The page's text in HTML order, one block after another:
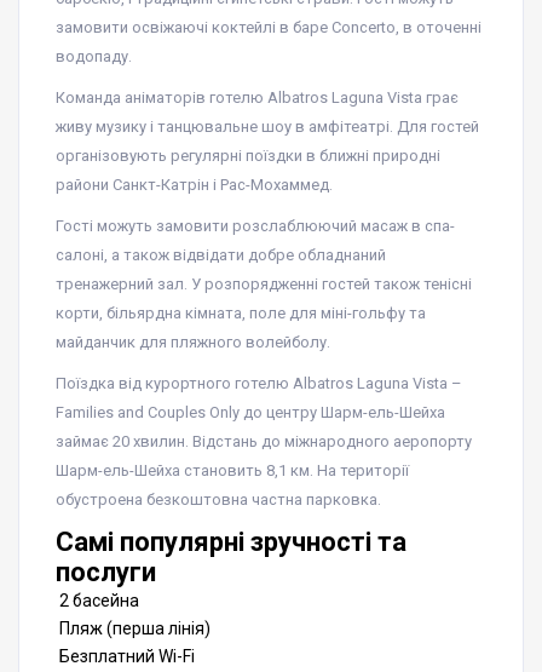
замовити освіжаючі коктейлі в баре Concerto, в оточенні
водопаду.
Команда аніматорів готелю Albatros Laguna Vista грає
живу музику і танцювальне шоу в амфітеатрі. Для гостей
організовують регулярні поїздки в ближні природні
райони Санкт-Катрін і Рас-Мохаммед.
Гості можуть замовити розслаблюючий масаж в спа-
салоні, а також відвідати добре обладнаний
тренажерний зал. У розпорядженні гостей також тенісні
корти, більярдна кімната, поле для міні-гольфу та
майданчик для пляжного волейболу.
Поїздка від курортного готелю Albatros Laguna Vista –
Families and Couples Only до центру Шарм-ель-Шейха
займає 20 хвилин. Відстань до міжнародного аеропорту
Шарм-ель-Шейха становить 8,1 км. На території
обустроена безкоштовна частна парковка.
Самі популярні зручності та
послуги
2 басейна
Пляж (перша лінія)
Безплатний Wi-Fi